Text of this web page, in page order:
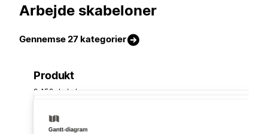
Arbejde skabeloner
Gennemse 27 kategorier
Produkt
2.452 skabeloner